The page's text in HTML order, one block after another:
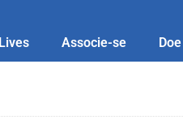
Lives Associe-se Doe